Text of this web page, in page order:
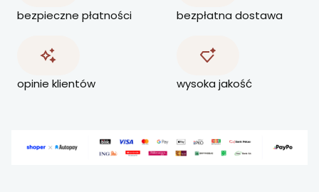
bezpieczne płatności bezpłatna dostawa
opinie klientów wysoka jakość